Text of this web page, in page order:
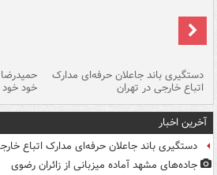
دستگیری باند جاعلان حرفه‌ای مدارک
اتباع خارجی در تهران خود
آخرین اخبار
دستگیری باند جاعلان حرفه‌ای مدارک اتباع
جاده‌های مشهد آماده میزبانی از زائران رضوی